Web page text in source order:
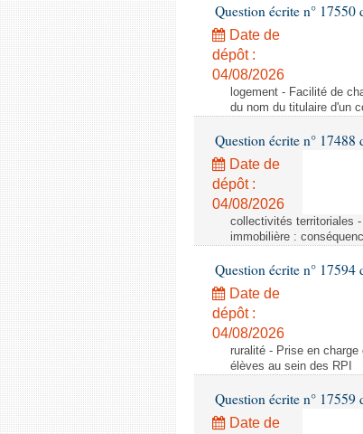
Question écrite n°
Date de
dépôt :
04/08/2026
logement - Facilité de
du nom du titulaire d'un
Question écrite n°
Date de
dépôt :
04/08/2026
collectivités territoriales
immobilière :
Question écrite n°
Date de
dépôt :
04/08/2026
ruralité - Prise en
élèves au sein des RPI
Question écrite n°
Date de